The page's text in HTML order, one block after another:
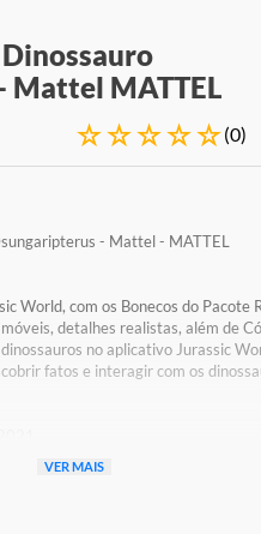
Mattel MATTEL
☆☆☆☆☆(0)
- Mattel - MATTEL
World, com os Bonecos do Pacote
detalhes realistas, além de
no aplicativo Jurassic
fatos e interagir com os
Articulado Dsungaripterus
VER MAIS